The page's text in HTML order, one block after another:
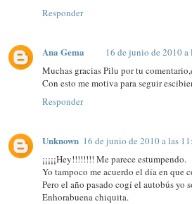
Responder
Ana Gema
16 de junio de 2010 a
Muchas gracias Pilu por tu
Con esto me motiva para seguir
Responder
Unknown 16 de junio de 2010 a las
¡¡¡¡¡Hey!!!!!!!! Me parece estumpendo.
Yo tampoco me acuerdo el día en que
Pero el año pasado cogí el autobús yo
Enhorabuena chiquita.